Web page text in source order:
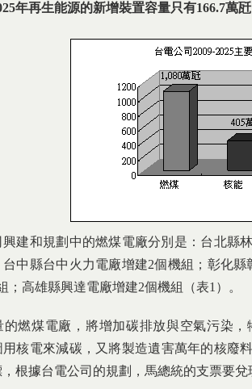
年再生能源的新增裝置容量只有166.7萬
興建和規劃中的燃煤電廠分別是：台北縣
中縣台中火力電廠增建2個機組；彰化
；高雄縣興達電廠增建2個機組（表1）。
的燃煤電廠，將增加碳排放與空氣污染
核電來減碳，又將製造遺害萬年的核廢
根據台電公司的規劃，馬總統的支票要